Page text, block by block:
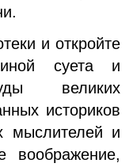
и откройте
суета и
великих
историков
мыслителей и
воображение,